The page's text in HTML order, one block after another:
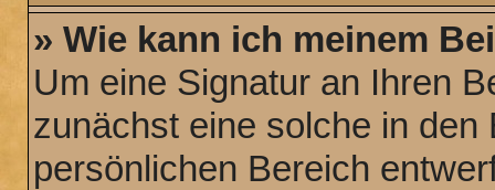
» Wie kann ich meinem
Um eine Signatur an Ihren
zunächst eine solche in den
persönlichen Bereich